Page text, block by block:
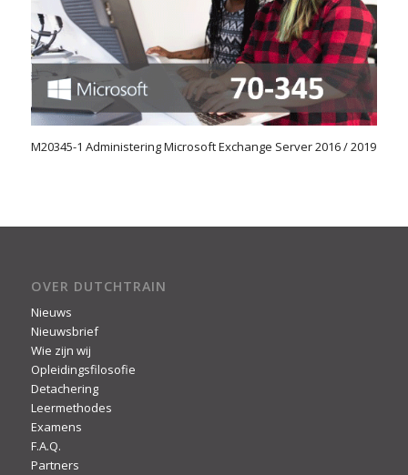
M20345-1 Administering Microsoft Exchange Server 2016 / 2019
OVER DUTCHTRAIN
Nieuws
Nieuwsbrief
Wie zijn wij
Opleidingsfilosofie
Detachering
Leermethodes
Examens
F.A.Q.
Partners